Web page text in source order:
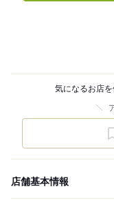
気になるお店を
店舗基本情報